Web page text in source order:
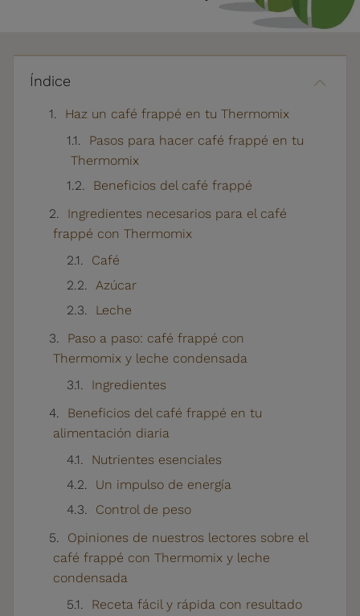
Índice
Haz un café frappé en tu Thermomix
Pasos para hacer café frappé en tu
Thermomix
Beneficios del café frappé
Ingredientes necesarios para el café
frappé con Thermomix
Café
Azúcar
Leche
Paso a paso: café frappé con
Thermomix y leche condensada
Ingredientes
Beneficios del café frappé en tu
alimentación diaria
Nutrientes esenciales
Un impulso de energía
Control de peso
Opiniones de nuestros lectores sobre el
café frappé con Thermomix y leche
condensada
Receta fácil y rápida con resultado